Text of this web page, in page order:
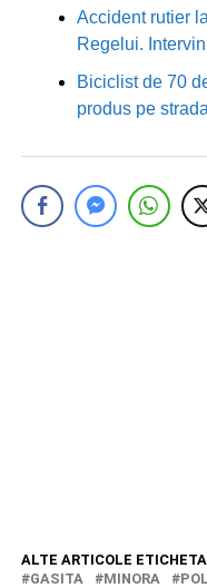
Accident rutier
Regelui.
Biciclist de 70
produs pe
ALTE ARTICOLE
GASITA
MINORA